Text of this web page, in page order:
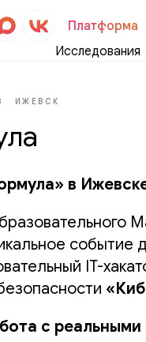
Платформа
Исследования
ИЖЕВСК
в
событие
IT-
с реальными